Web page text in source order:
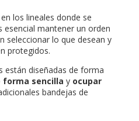
los lineales donde se
mantener un orden
seleccionar lo que desean y
protegidos.
están diseñadas de forma
forma sencilla y ocupar
bandejas de